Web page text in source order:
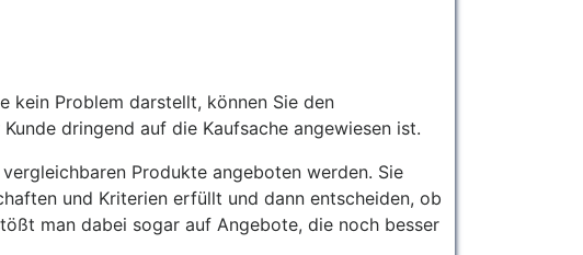
kein Problem darstellt, können Sie den
dringend auf die Kaufsache angewiesen ist.
Produkte angeboten werden. Sie
und Kriterien erfüllt und dann entscheiden, ob
man dabei sogar auf Angebote, die noch besser